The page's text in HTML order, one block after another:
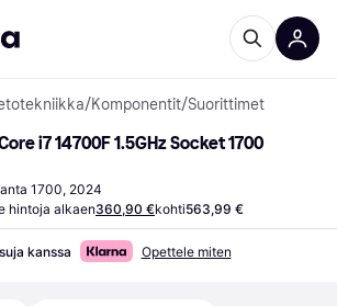
/Komponentit/Suorittimet
i7 14700F 1.5GHz Socket 1700
1700, 2024
hintoja alkaen360,90 €kohti563,99 €
kanssa Opettele miten